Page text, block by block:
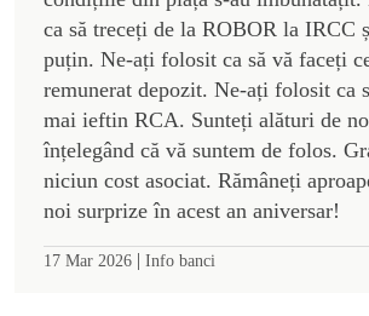
ca să treceți de la ROBOR la IRCC
puțin. Ne-ați folosit ca să vă faceți
remunerat depozit. Ne-ați folosit ca
mai ieftin RCA. Sunteți alături de
înțelegând că vă suntem de folos.
niciun cost asociat. Rămâneți
noi surprize în acest an aniversar!
17 Mar 2026 | Info banci